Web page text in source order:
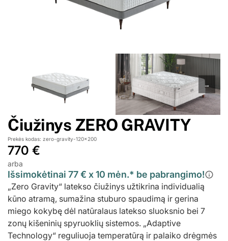
→
Čiužinys ZERO GRAVITY
770 €
Prekės kodas: zero-gravity-120x200
arba
Išsimokėtinai 77 € x 10 mėn.* be pabrangimo!
„Zero Gravity“ latekso čiužinys užtikrina individualią
kūno atramą, sumažina stuburo spaudimą ir gerina
miego kokybę dėl natūralaus latekso sluoksnio bei 7
zonų kišeninių spyruoklių sistemos. „Adaptive
Technology“ reguliuoja temperatūrą ir palaiko drėgmės